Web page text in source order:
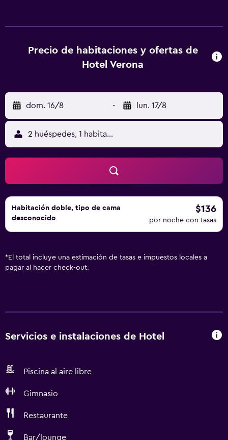
los días. Los servicios de ocio y esparcimiento en este
hotel incluyen una piscina al aire libre y gimnasio. Se
alojamiento (es posible que se aplique un recargo).
Precio de habitaciones y ofertas de
Hotel Verona
dom. 16/8 - lun. 17/8
2 huéspedes, 1 habitación
Habitación doble, tipo de cama
desconocido
$136
por noche con tasas
* El total incluye una estimación de tasas e impuestos locales a
pagar al hacer check-out.
Servicios e instalaciones de Hotel
Piscina al aire libre
Gimnasio
Restaurante
Bar/lounge